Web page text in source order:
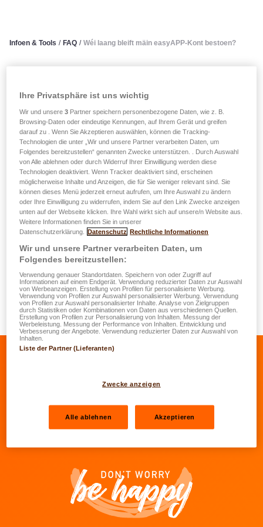
Infoen & Tools / FAQ / Wéi laang bleift mäin easyAPP-Kont bestoen?
easyAPP-Kont bestoen?
Ären easyAPP-Kont bleift esoulaang bestoen, wéi Dir op
d'mannst een Assurancekontrakt beim Grupp LALUX
(LALUX Assurances, LALUX Assurances-Vie an DKV
Luxembourg) als Preneur d’assurances (an/oder als
Assuré vun engem Krankeversécherungs-Gruppekontrakt
vun Ärem Employeur) lafen hutt.
D'Benotze vu LALUX easyAPP ass net obligatoresch, gëtt
awer staark recommandéiert, well se Iech d'Gestioun vun
Ären Assurancekontrakter an Är Echangë mat Ärem Agent/
Ären Agente vereinfacht.
Soubal Dir net méi Client beim Grupp LALUX sidd, gëtt
Äre Kont automatesch zougemaach.
Agenten
Ihre Privatsphäre ist uns wichtig
Wir und unsere3 Partner speichern personenbezogene Daten, wie z. B.
Browsing-Daten oder eindeutige Kennungen, auf Ihrem Gerät und greifen
darauf zu . Wenn Sie Akzeptieren auswählen, können die Tracking-
Technologien die unter „Wir und unsere Partner verarbeiten Daten, um
Folgendes bereitzustellen“ genannten Zwecke unterstützen. . Durch Auswahl
von Alle ablehnen oder durch Widerruf Ihrer Einwilligung werden diese
Technologien deaktiviert. Wenn Tracker deaktiviert sind, erscheinen
möglicherweise Inhalte und Anzeigen, die für Sie weniger relevant sind. Sie
können dieses Menü jederzeit erneut aufrufen, um Ihre Auswahl zu ändern
oder Ihre Einwilligung zu widerrufen, indem Sie auf den Link Zwecke anzeigen
unten auf der Webseite klicken. Ihre Wahl wirkt sich auf unsere/n Website aus.
Weitere Informationen finden Sie in unserer
Datenschutzerklärung.
Datenschutz Rechtliche Informationen
Wir und unsere Partner verarbeiten Daten, um
Folgendes bereitzustellen:
Verwendung genauer Standortdaten. Speichern von oder Zugriff auf
Informationen auf einem Endgerät. Verwendung reduzierter Daten zur Auswahl
von Werbeanzeigen. Erstellung von Profilen für personalisierte Werbung.
Verwendung von Profilen zur Auswahl personalisierter Werbung. Verwendung
von Profilen zur Auswahl personalisierter Inhalte. Analyse von Zielgruppen
durch Statistiken oder Kombinationen von Daten aus verschiedenen Quellen.
Erstellung von Profilen zur Personalisierung von Inhalten. Messung der
Werbeleistung. Messung der Performance von Inhalten. Entwicklung und
Verbesserung der Angebote. Verwendung reduzierter Daten zur Auswahl von
Inhalten.
Liste der Partner (Lieferanten)
Zwecke anzeigen
Alle ablehnen Akzeptieren